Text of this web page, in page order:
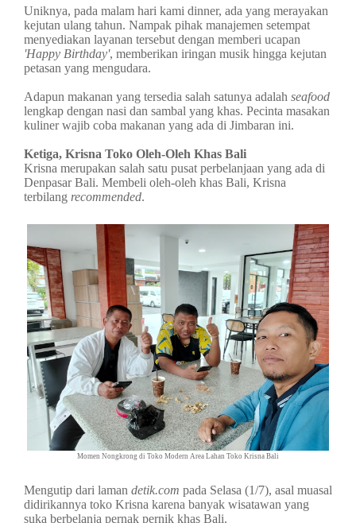
Uniknya, pada malam hari kami dinner, ada yang merayakan
kejutan ulang tahun. Nampak pihak manajemen setempat
menyediakan layanan tersebut dengan memberi ucapan
'Happy Birthday', memberikan iringan musik hingga kejutan
petasan yang mengudara.
Adapun makanan yang tersedia salah satunya adalah seafood
lengkap dengan nasi dan sambal yang khas. Pecinta masakan
kuliner wajib coba makanan yang ada di Jimbaran ini.
Ketiga, Krisna Toko Oleh-Oleh Khas Bali
Krisna merupakan salah satu pusat perbelanjaan yang ada di
Denpasar Bali. Membeli oleh-oleh khas Bali, Krisna
terbilang recommended.
Momen Nongkrong di Toko Modern Area Lahan Toko Krisna Bali
Mengutip dari laman detik.com pada Selasa (1/7), asal muasal
didirikannya toko Krisna karena banyak wisatawan yang
suka berbelanja pernak pernik khas Bali.